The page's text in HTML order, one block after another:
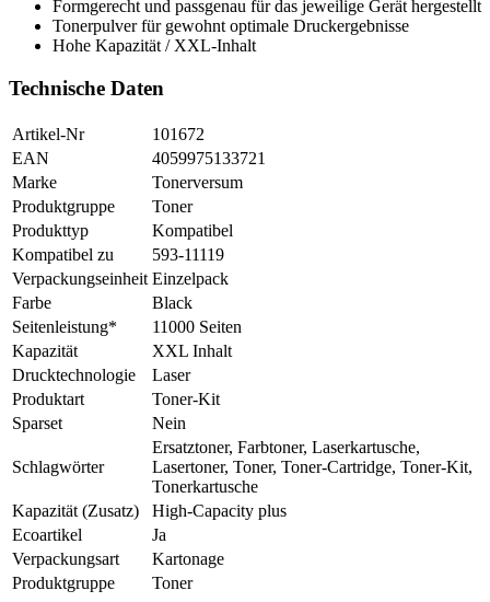
Formgerecht und passgenau für das jeweilige Gerät hergestellt
Tonerpulver für gewohnt optimale Druckergebnisse
Hohe Kapazität / XXL-Inhalt
Technische Daten
Artikel-Nr
101672
EAN
4059975133721
Marke
Tonerversum
Produktgruppe
Toner
Produkttyp
Kompatibel
Kompatibel zu
593-11119
Verpackungseinheit Einzelpack
Farbe
Black
Seitenleistung*
11000 Seiten
Kapazität
XXL Inhalt
Drucktechnologie
Laser
Produktart
Toner-Kit
Sparset
Nein
Schlagwörter
Ersatztoner, Farbtoner, Laserkartusche,
Lasertoner, Toner, Toner-Cartridge, Toner-Kit,
Tonerkartusche
Kapazität (Zusatz)
High-Capacity plus
Ecoartikel
Ja
Verpackungsart
Kartonage
Produktgruppe
Toner